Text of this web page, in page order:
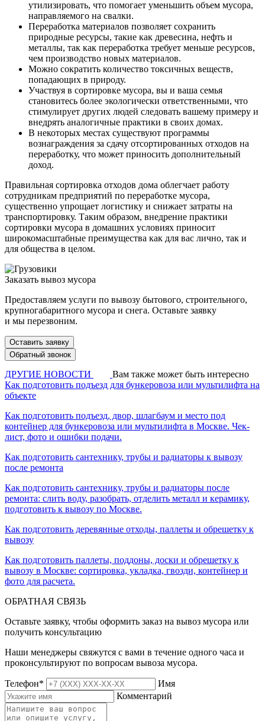
утилизировать, что помогает уменьшить объем мусора,
направляемого на свалки.
Переработка материалов позволяет сохранить
природные ресурсы, такие как древесина, нефть и
металлы, так как переработка требует меньше ресурсов,
чем производство новых материалов.
Можно сократить количество токсичных веществ,
попадающих в природу.
Участвуя в сортировке мусора, вы и ваша семья
становитесь более экологически ответственными, что
стимулирует других людей следовать вашему примеру и
внедрять аналогичные практики в своих домах.
В некоторых местах существуют программы
вознаграждения за сдачу отсортированных отходов на
переработку, что может приносить дополнительный
доход.
Правильная сортировка отходов дома облегчает работу
сотрудникам предприятий по переработке мусора,
существенно упрощает логистику и снижает затраты на
транспортировку. Таким образом, внедрение практики
сортировки мусора в домашних условиях приносит
широкомасштабные преимущества как для вас лично, так и
для общества в целом.
Заказать вывоз мусора
Предоставляем услуги по вывозу бытового, строительного,
крупногабаритного мусора и снега. Оставьте заявку
и мы перезвоним.
Оставить заявку
Обратный звонок
ДРУГИЕ НОВОСТИ
Вам также может быть интересно
Как подготовить подъезд для бункеровоза или мультилифта на
объекте
Как подготовить подъезд, двор, шлагбаум и место под
контейнер для бункеровоза или мультилифта в Москве. Чек-
лист, фото и ошибки подачи.
Как подготовить сантехнику, трубы и радиаторы к вывозу
после ремонта
Как подготовить сантехнику, трубы и радиаторы после
ремонта: слить воду, разобрать, отделить металл и керамику,
подготовить к вывозу по Москве.
Как подготовить деревянные отходы, паллеты и обрешетку к
вывозу
Как подготовить паллеты, поддоны, доски и обрешетку к
вывозу в Москве: сортировка, укладка, гвозди, контейнер и
фото для расчета.
ОБРАТНАЯ СВЯЗЬ
Оставьте заявку, чтобы оформить заказ на вывоз мусора или
получить консультацию
Наши менеджеры свяжутся с вами в течение одного часа и
проконсультируют по вопросам вывоза мусора.
Телефон*
Имя
Комментарий